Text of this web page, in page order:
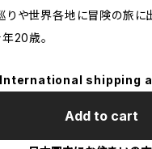
りや世界各地に冒険の旅に
20歳。
International shipping
Add to cart